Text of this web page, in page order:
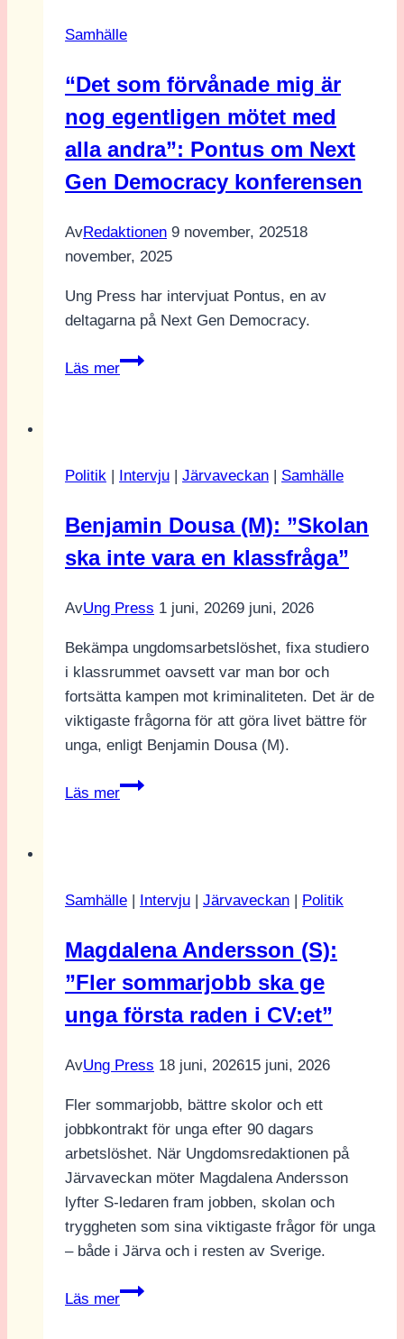
Samhälle
“Det som förvånade mig är
nog egentligen mötet med
alla andra”: Pontus om Next
Gen Democracy konferensen
AvRedaktionen 9 november, 202518
november, 2025
Ung Press har intervjuat Pontus, en av
deltagarna på Next Gen Democracy.
Läs mer
“Det
nog
mötet
med
andra”:
om
Next
Gen
Democracy
konferensen
Politik Intervju Järvaveckan Samhälle
Benjamin Dousa (M): ”Skolan
ska inte vara en klassfråga”
AvUng Press 1 juni, 20269 juni, 2026
Bekämpa ungdomsarbetslöshet, fixa studiero
i klassrummet oavsett var man bor och
fortsätta kampen mot kriminaliteten. Det är de
viktigaste frågorna för att göra livet bättre för
unga, enligt Benjamin Dousa (M).
Läs mer
Benjamin
inte
en
klassfråga”
Samhälle Intervju Järvaveckan Politik
Magdalena Andersson (S):
”Fler sommarjobb ska ge
unga första raden i CV:et”
AvUng Press 18 juni, 202615 juni, 2026
Fler sommarjobb, bättre skolor och ett
jobbkontrakt för unga efter 90 dagars
arbetslöshet. När Ungdomsredaktionen på
Järvaveckan möter Magdalena Andersson
lyfter S-ledaren fram jobben, skolan och
tryggheten som sina viktigaste frågor för unga
– både i Järva och i resten av Sverige.
Läs mer
Magdalena